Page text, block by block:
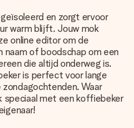
en zorgt ervoor
warm blijft. Jouw mok
online editor om de
naam of boodschap om een
die altijd onderweg is.
is perfect voor lange
Waar
speciaal met een koffiebeker